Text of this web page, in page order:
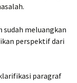
sudah meluangkan
perspektif dari
paragraf